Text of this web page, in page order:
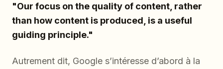
"Our focus on the quality of content, rather
than how content is produced, is a useful
guiding principle."
Autrement dit, Google s’intéresse d’abord à la